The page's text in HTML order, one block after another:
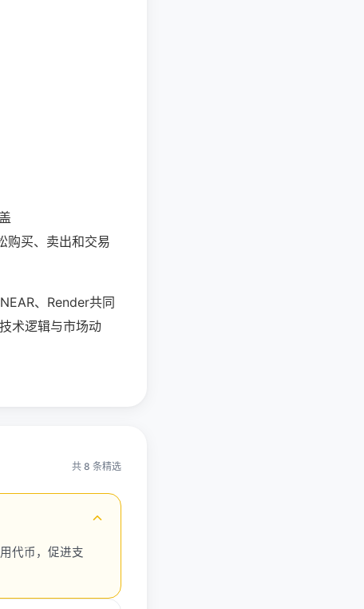
购买、卖出和交易
、Render共同
术逻辑与市场动
共 8 条精选
代币，促进支